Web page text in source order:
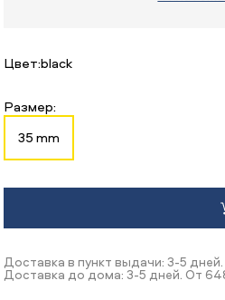
Цвет:black
Размер:
35 mm
Доставка в пункт выдачи: 3-5
Доставка до дома: 3-5 дней. От